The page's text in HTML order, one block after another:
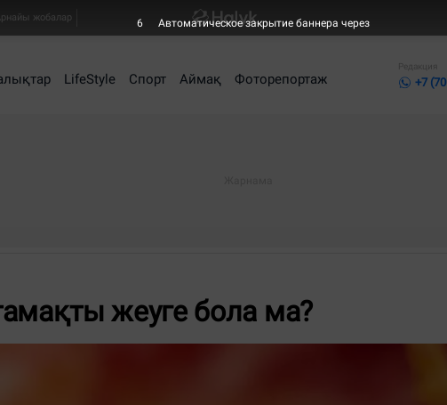
жобалар
LifeStyle Спорт Аймақ Фоторепортаж
Редакция
+7
жеуге бола ма?
6 Автоматическое закрытие баннера через